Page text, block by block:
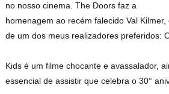
no nosso cinema. The Doors faz a
homenagem ao recém falecido Val
de um dos meus realizadores preferidos:
Kids é um filme chocante e avassalador,
essencial de assistir que celebra o 30°